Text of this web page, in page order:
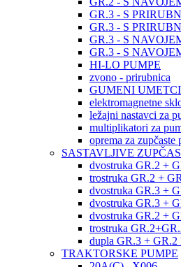
GR.3 - S
GR.3 - S
GR.3 - S
GR.3 - S
HI-LO PUMPE
zvono - prirubnica
GUMENI UMETCI
elektromagnetne
ležajni nastavci za
multiplikatori za
oprema za zupčaste
SASTAVLJIVE
dvostruka GR.2 +
trostruka GR.2 +
dvostruka GR.3 +
dvostruka GR.3 +
dvostruka GR.2 +
trostruka
dupla GR.3 + GR.2
TRAKTORSKE PUMPE